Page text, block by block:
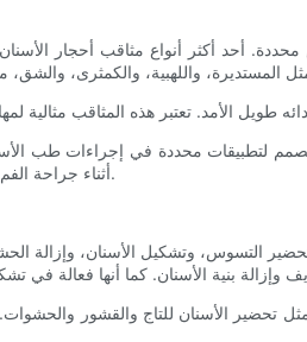
أحد أكثر أنواع مثاقب أحجار الأسنان
لتطبيقات محددة في إجراءات طب
أثناء جراحة الفم، في حين يتم استخدام القواطع النهائية لتنعيم وتلميع ترميمات الأسنان.
وتشكيل الأسنان، وإزالة
الأسنان للتاج والقشور